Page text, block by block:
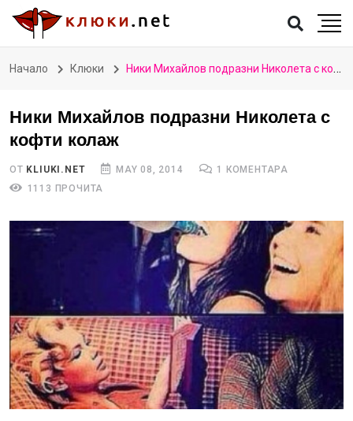
Начало Клюки Ники Михайлов подразни Николета с кофти колаж
Ники Михайлов подразни Николета с
кофти колаж
ОТ KLIUKI.NET MAY 08, 2014
1 КОМЕНТАРА
1113 ПРОЧИТА